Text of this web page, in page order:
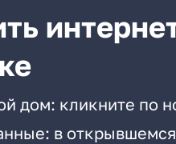
дом: кликните по
в